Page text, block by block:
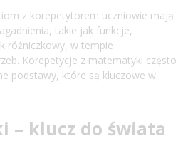
z korepetytorem uczniowie mają
takie jak funkcje,
różniczkowy, w tempie
Korepetycje z matematyki często
podstawy, które są kluczowe w
– klucz do świata